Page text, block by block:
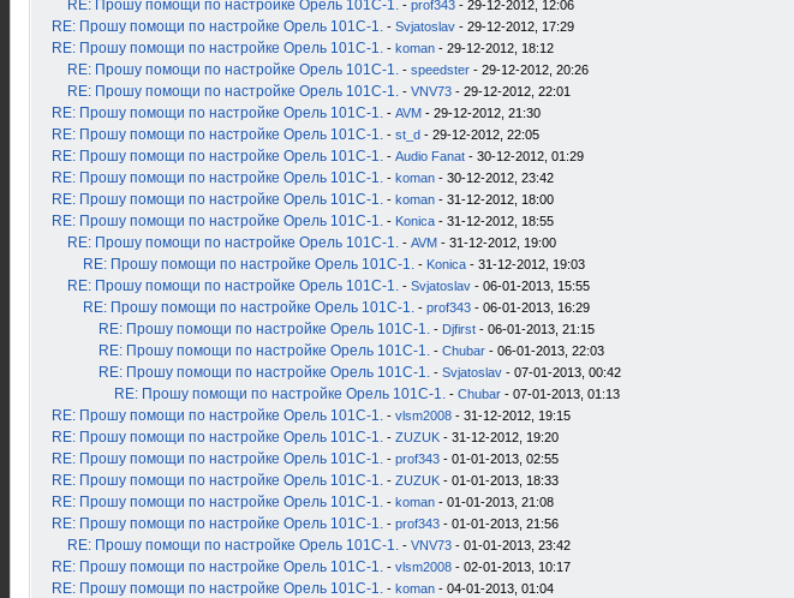
RE: Прошу помощи по настройке Орель 101С-1. - prof343 - 29-12-2012, 12:06
RE: Прошу помощи по настройке Орель 101С-1. - Svjatoslav - 29-12-2012, 17:29
RE: Прошу помощи по настройке Орель 101С-1. - koman - 29-12-2012, 18:12
RE: Прошу помощи по настройке Орель 101С-1. - speedster - 29-12-2012, 20:26
RE: Прошу помощи по настройке Орель 101С-1. - VNV73 - 29-12-2012, 22:01
RE: Прошу помощи по настройке Орель 101С-1. - AVM - 29-12-2012, 21:30
RE: Прошу помощи по настройке Орель 101С-1. - st_d - 29-12-2012, 22:05
RE: Прошу помощи по настройке Орель 101С-1. - Audio Fanat - 30-12-2012, 01:29
RE: Прошу помощи по настройке Орель 101С-1. - koman - 30-12-2012, 23:42
RE: Прошу помощи по настройке Орель 101С-1. - koman - 31-12-2012, 18:00
RE: Прошу помощи по настройке Орель 101С-1. - Konica - 31-12-2012, 18:55
RE: Прошу помощи по настройке Орель 101С-1. - AVM - 31-12-2012, 19:00
RE: Прошу помощи по настройке Орель 101С-1. - Konica - 31-12-2012, 19:03
RE: Прошу помощи по настройке Орель 101С-1. - Svjatoslav - 06-01-2013, 15:55
RE: Прошу помощи по настройке Орель 101С-1. - prof343 - 06-01-2013, 16:29
RE: Прошу помощи по настройке Орель 101С-1. - Djfirst - 06-01-2013, 21:15
RE: Прошу помощи по настройке Орель 101С-1. - Chubar - 06-01-2013, 22:03
RE: Прошу помощи по настройке Орель 101С-1. - Svjatoslav - 07-01-2013, 00:42
RE: Прошу помощи по настройке Орель 101С-1. - Chubar - 07-01-2013, 01:13
RE: Прошу помощи по настройке Орель 101С-1. - vlsm2008 - 31-12-2012, 19:15
RE: Прошу помощи по настройке Орель 101С-1. - ZUZUK - 31-12-2012, 19:20
RE: Прошу помощи по настройке Орель 101С-1. - prof343 - 01-01-2013, 02:55
RE: Прошу помощи по настройке Орель 101С-1. - ZUZUK - 01-01-2013, 18:33
RE: Прошу помощи по настройке Орель 101С-1. - koman - 01-01-2013, 21:08
RE: Прошу помощи по настройке Орель 101С-1. - prof343 - 01-01-2013, 21:56
RE: Прошу помощи по настройке Орель 101С-1. - VNV73 - 01-01-2013, 23:42
RE: Прошу помощи по настройке Орель 101С-1. - vlsm2008 - 02-01-2013, 10:17
RE: Прошу помощи по настройке Орель 101С-1. - koman - 04-01-2013, 01:04